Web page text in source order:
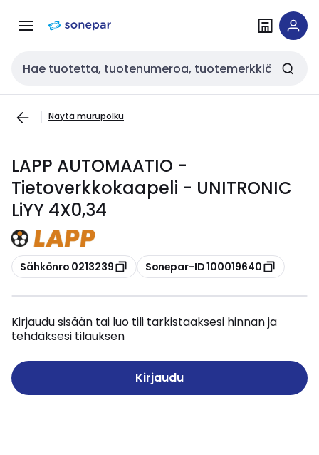
navigointiinsisältöön
Haku
Näytä murupolku
LAPP AUTOMAATIO -
Tietoverkkokaapeli - UNITRONIC
LiYY 4X0,34
Kopioi
Sähkönro 0213239 Kopioi
Sonepar-ID 100019640
Kirjaudu sisään tai luo tili tarkistaaksesi hinnan ja
tehdäksesi tilauksen
Kirjaudu